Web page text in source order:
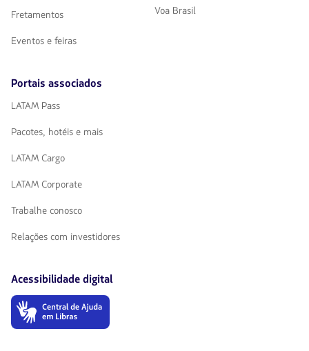
Fretamentos
Eventos e feiras
Voa Brasil
Portais associados
LATAM Pass
Pacotes, hotéis e mais
LATAM Cargo
LATAM Corporate
Trabalhe conosco
Relações com investidores
Acessibilidade digital
O
será